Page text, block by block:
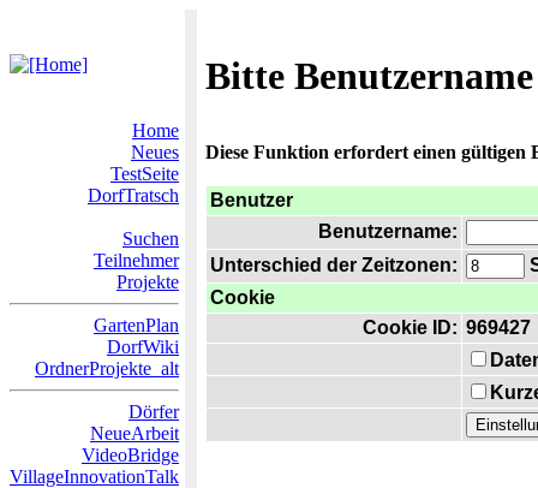
Bitte
Home
Neues
TestSeite
DorfTratsch
Suchen
Teilnehmer
Projekte
GartenPlan
DorfWiki
OrdnerProjekte_alt
Dörfer
NeueArbeit
VideoBridge
VillageInnovationTalk
Diese Funktion erfordert einen gültigen
Benutzer
Benutzername:
Unterschied der Zeitzonen:
Cookie
Cookie ID: 969427